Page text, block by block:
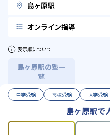
島ヶ原駅
オンライン指導
表示順について
島ヶ原駅の塾一
覧
中学受験 高校受験 大学受験
島ヶ原駅で